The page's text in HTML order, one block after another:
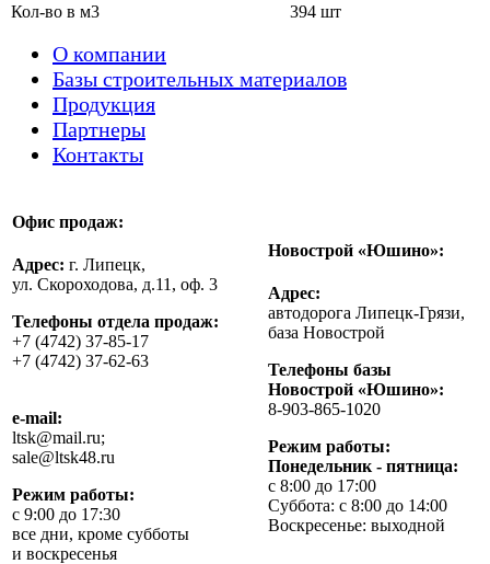
Кол-во в м3
394 шт
О компании
Базы строительных материалов
Продукция
Партнеры
Контакты
Офис продаж:
Адрес: г. Липецк,
ул. Скороходова, д.11, оф. 3
Телефоны отдела продаж:
+7 (4742) 37-85-17
+7 (4742) 37-62-63
e-mail:
ltsk@mail.ru;
sale@ltsk48.ru
Режим работы:
с 9:00 до 17:30
все дни, кроме субботы
и воскресенья
Новострой «Юшино»:
Адрес:
автодорога Липецк-Грязи,
база Новострой
Телефоны базы
Новострой «Юшино»:
8-903-865-1020
Режим работы:
Понедельник - пятница:
с 8:00 до 17:00
Суббота: с 8:00 до 14:00
Воскресенье: выходной